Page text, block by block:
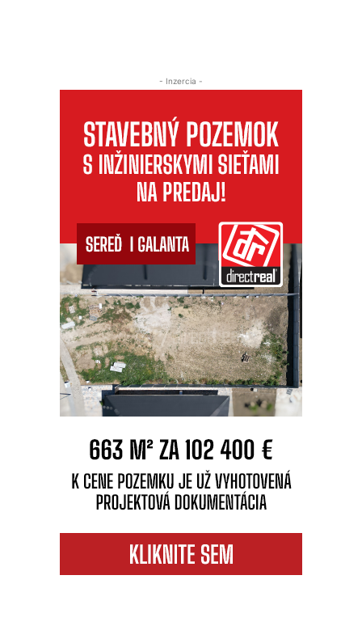
- Inzercia -